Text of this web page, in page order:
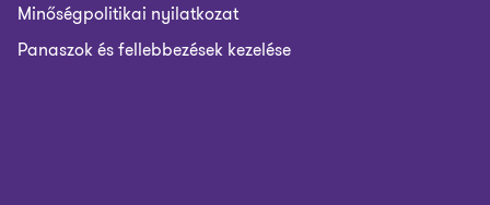
Minőségpolitikai nyilatkozat
Panaszok és fellebbezések kezelése